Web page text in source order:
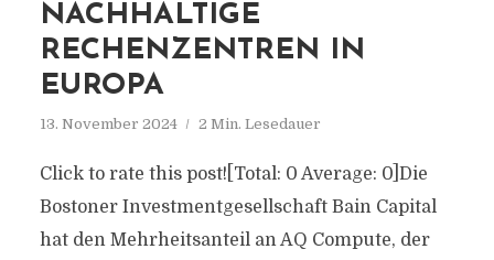
NACHHALTIGE
RECHENZENTREN IN
EUROPA
13. November 2024 2 Min. Lesedauer
Click to rate this post![Total: 0 Average: 0]Die
Bostoner Investmentgesellschaft Bain Capital
hat den Mehrheitsanteil an AQ Compute, der